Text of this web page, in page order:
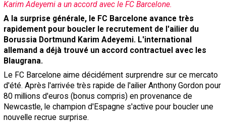
Karim Adeyemi a un accord avec le FC Barcelone.
A la surprise générale, le FC Barcelone avance très
rapidement pour boucler le recrutement de l'ailier du
Borussia Dortmund Karim Adeyemi. L'international
allemand a déjà trouvé un accord contractuel avec les
Blaugrana.
Le FC Barcelone aime décidément surprendre sur ce mercato
d'été. Après l'arrivée très rapide de l'ailier Anthony Gordon pour
80 millions d'euros (bonus compris) en provenance de
Newcastle, le champion d'Espagne s'active pour boucler une
nouvelle recrue surprise.
Contact / Signaler un bug
Recrutement Maxifoot
Mentions légales
site web Maxifoot.fr